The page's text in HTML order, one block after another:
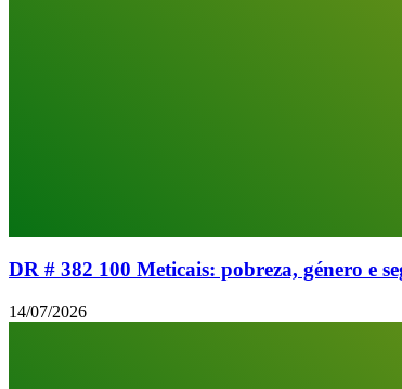
DR # 382 100 Meticais: pobreza, género e
14/07/2026